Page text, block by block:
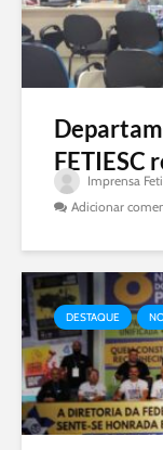
FETIESC
Imprensa
Adicionar
DESTAQUE